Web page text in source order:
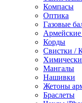
Компасы
Оптика
Газовые
Корды
Свистки /
Мангалы
Нашивки
Жетоны
Браслеты